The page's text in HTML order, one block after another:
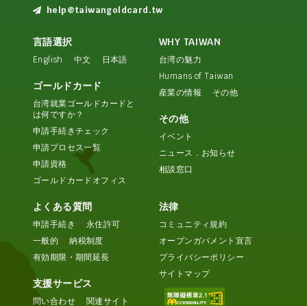
help@taiwangoldcard.tw
言語選択
English 中文 日本語
ゴールドカード
台湾就業ゴールドカードと
は何ですか？
申請手続きチェック
申請プロセス一覧
申請資格
ゴールドカードオフィス
WHY TAIWAN
台湾の魅力
Humans of Taiwan
産業の情報
その他
その他
イベント
ニュース．お知らせ
相談窓口
よくある質問
申請手続き
永住許可
一般的
納税制度
有効期限・期間延長
支援サービス
問い合わせ 関連サイト
法律
コミュニティ規約
オープンガバメント宣言
プライバシーポリシー
サイトマップ